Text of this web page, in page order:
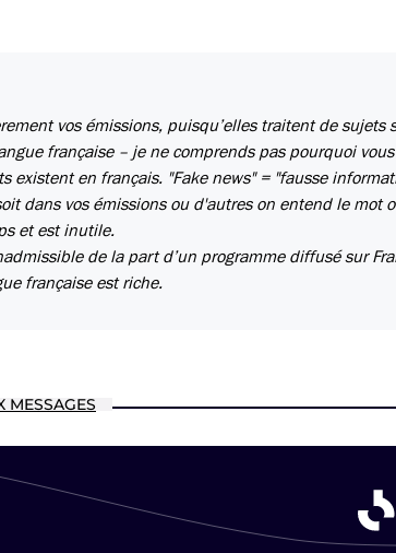
vos émissions, puisqu’elles traitent de
française – je ne comprends pas pourquoi
existent en français. "Fake news" = "fausse
dans vos émissions ou d'autres on entend le mot
et est inutile.
de la part d’un programme diffusé sur
française est riche.
MESSAGES